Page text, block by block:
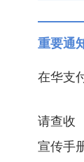
重要通
在华支
请查收
宣传手